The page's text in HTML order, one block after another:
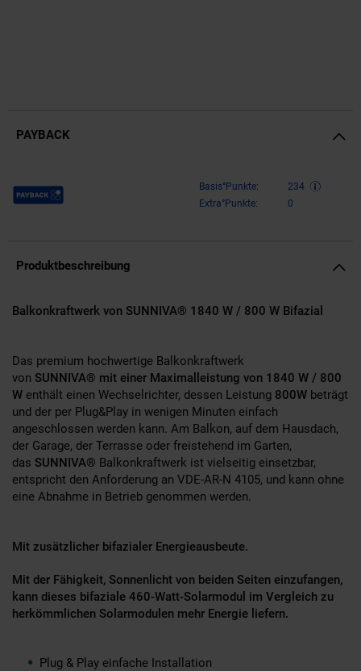
PAYBACK
Payback Punkte Basis°Punkte:
234
Extra°Punkte:
0
Produktbeschreibung
Balkonkraftwerk von SUNNIVA® 1840 W / 800 W Bifazial
Das premium hochwertige Balkonkraftwerk
von SUNNIVA® mit einer Maximalleistung von 1840 W / 800
W enthält einen Wechselrichter, dessen Leistung 800W beträgt
und der per Plug&Play in wenigen Minuten einfach
angeschlossen werden kann. Am Balkon, auf dem Hausdach,
der Garage, der Terrasse oder freistehend im Garten,
das SUNNIVA® Balkonkraftwerk ist vielseitig einsetzbar,
entspricht den Anforderung an VDE-AR-N 4105, und kann ohne
eine Abnahme in Betrieb genommen werden.
Mit zusätzlicher bifazialer Energieausbeute.
Mit der Fähigkeit, Sonnenlicht von beiden Seiten einzufangen,
kann dieses bifaziale 460-Watt-Solarmodul im Vergleich zu
herkömmlichen Solarmodulen mehr Energie liefern.
Plug & Play einfache Installation